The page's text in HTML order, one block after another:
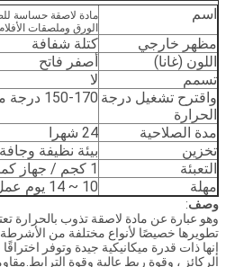
اسم
الورق وملصقات الأفلام
مظهر خارجي
كتلة شفافة
اللون (غانا)
أصفر فاتح
تسمم
لا
واقترح تشغيل درجة
الحرارة
150-170 درجة مئوية
مدة الصلاحية
24 شهرا
تخزين
بيئة نظيفة وجافة
التعبئة
1 كجم / جهاز كمبيوتر ، 25 كجم / كرتون
مهلة
10 ~ 14 يوم عمل بعد تأكيد الطلب
وصف:
وهو عبارة عن مادة لاصقة تذوب بالحرارة
تطويرها خصيصًا لأنواع مختلفة من
إنها ذات قدرة ميكانيكية جيدة وتوفر
الركائز ، وقوة ربط عالية وقوة